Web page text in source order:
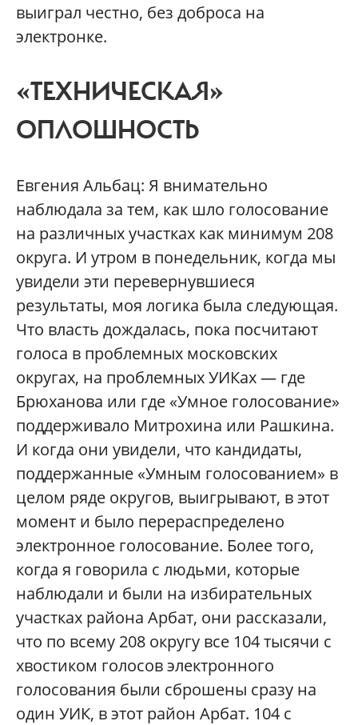
выиграл честно, без доброса на
электронке.
«ТЕХНИЧЕСКАЯ»
ОПЛОШНОСТЬ
Евгения Альбац: Я внимательно
наблюдала за тем, как шло голосование
на различных участках как минимум 208
округа. И утром в понедельник, когда мы
увидели эти перевернувшиеся
результаты, моя логика была следующая.
Что власть дождалась, пока посчитают
голоса в проблемных московских
округах, на проблемных УИКах — где
Брюханова или где «Умное голосование»
поддерживало Митрохина или Рашкина.
И когда они увидели, что кандидаты,
поддержанные «Умным голосованием» в
целом ряде округов, выигрывают, в этот
момент и было перераспределено
электронное голосование. Более того,
когда я говорила с людьми, которые
наблюдали и были на избирательных
участках района Арбат, они рассказали,
что по всему 208 округу все 104 тысячи с
хвостиком голосов электронного
голосования были сброшены сразу на
один УИК, в этот район Арбат. 104 с